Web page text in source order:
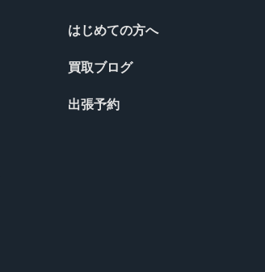
はじめての方へ
買取ブログ
出張予約